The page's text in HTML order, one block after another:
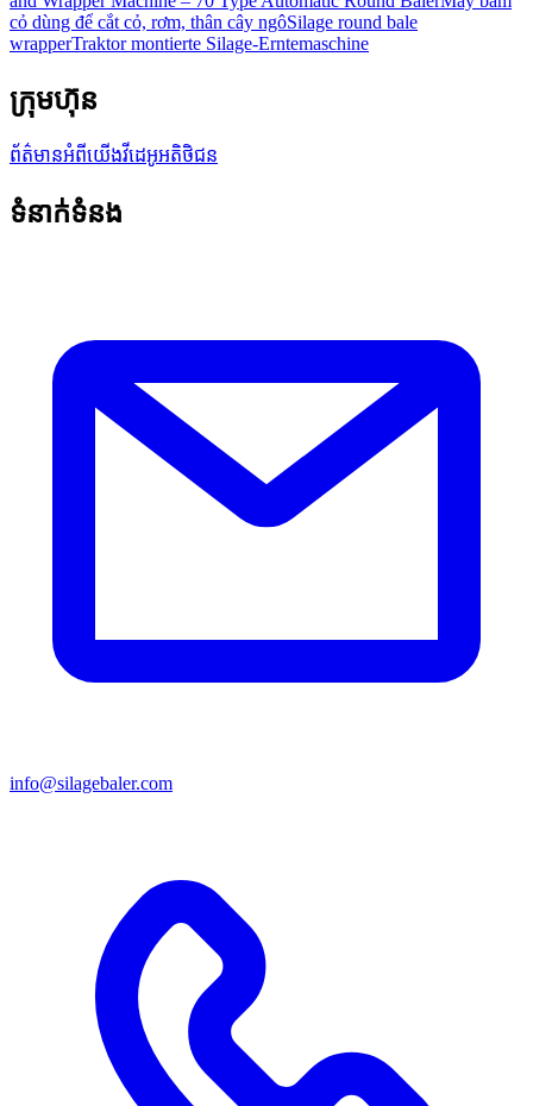
cỏ dùng để cắt cỏ, rơm, thân cây ngôSilage round bale
wrapperTraktor montierte Silage-Erntemaschine
ក្រុមហ៊ុន
ព័ត៌មានអំពីយើងវីដេអូអតិថិជន
ទំនាក់ទំនង
info@silagebaler.com